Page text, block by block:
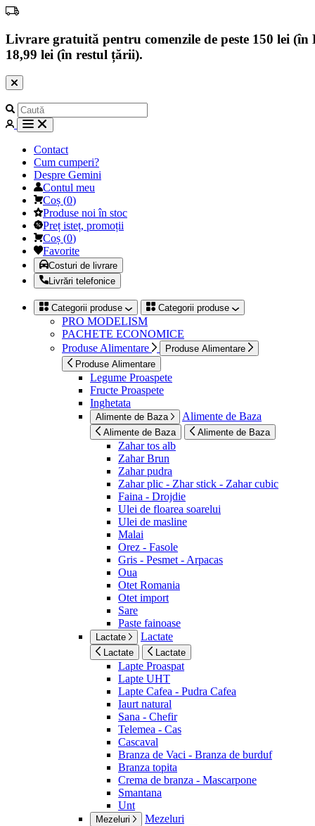
Livrare gratuită pentru comenzile de peste 150 lei
18,99 lei (în restul țării).
Contact
Cum cumperi?
Despre Gemini
Contul meu
Coș (0)
Produse noi în stoc
Preț isteț, promoții
Coș (0)
Favorite
Costuri de livrare
Livrări telefonice
Categorii produse Categorii produse
PRO MODELISM
PACHETE ECONOMICE
Produse Alimentare
Produse Alimentare
Produse Alimentare
Legume Proaspete
Fructe Proaspete
Inghetata
Alimente de Baza Alimente de Baza
Alimente de Baza Alimente de Baza
Zahar tos alb
Zahar Brun
Zahar pudra
Zahar plic - Zhar stick - Zahar cubic
Faina - Drojdie
Ulei de floarea soarelui
Ulei de masline
Malai
Orez - Fasole
Gris - Pesmet - Arpacas
Oua
Otet Romania
Otet import
Sare
Paste fainoase
Lactate Lactate
Lactate Lactate
Lapte Proaspat
Lapte UHT
Lapte Cafea - Pudra Cafea
Iaurt natural
Sana - Chefir
Telemea - Cas
Cascaval
Branza de Vaci - Branza de burduf
Branza topita
Crema de branza - Mascarpone
Smantana
Unt
Mezeluri Mezeluri